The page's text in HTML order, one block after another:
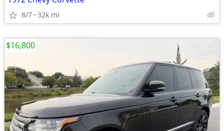
8/7 32k mi
$16,800